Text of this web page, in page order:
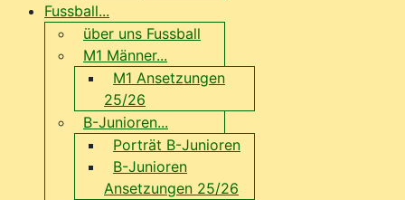
Fussball...
über uns Fussball
M1 Männer...
M1 Ansetzungen
25/26
B-Junioren...
Porträt B-Junioren
B-Junioren
Ansetzungen 25/26